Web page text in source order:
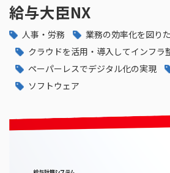
給与大臣NX
人事・労務
業務の効率化を図り
クラウドを活用・導入してインフラ
ペーパーレスでデジタル化の実現
ソフトウェア